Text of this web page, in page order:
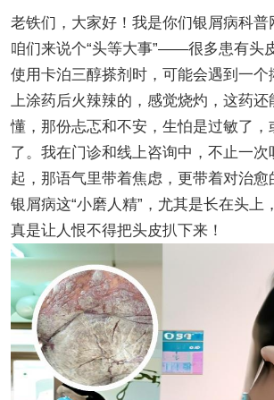
老铁们，大家好！我是你们银屑病科普
咱们来说个“头等大事”——很多患有头
使用卡泊三醇搽剂时，可能会遇到一个
上涂药后火辣辣的，感觉烧灼，这药还
懂，那份忐忑和不安，生怕是过敏了，
了。我在门诊和线上咨询中，不止一次
起，那语气里带着焦虑，更带着对治愈
银屑病这“小磨人精”，尤其是长在头上
真是让人恨不得把头皮扒下来！